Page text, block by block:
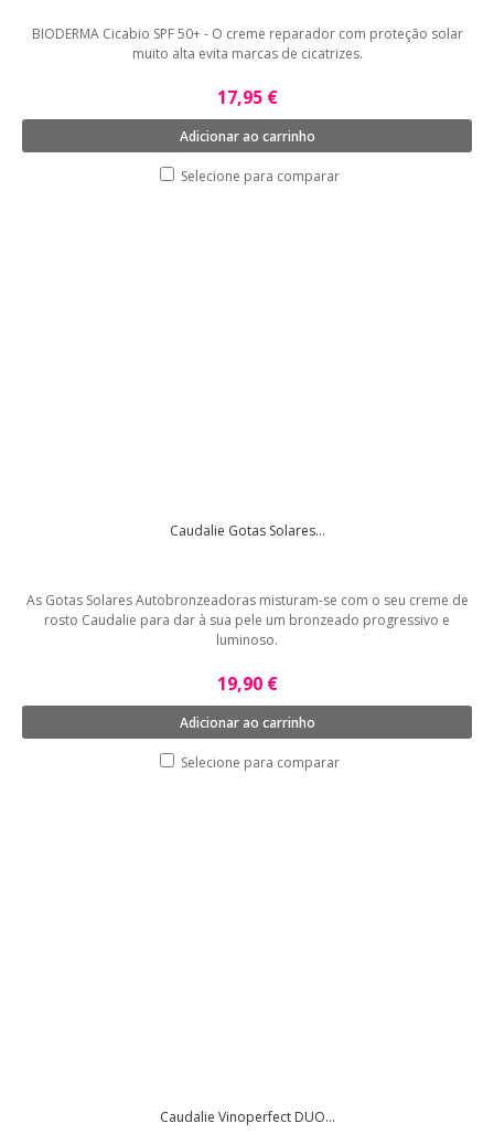
BIODERMA Cicabio SPF 50+ - O creme reparador com proteção solar
muito alta evita marcas de cicatrizes.
17,95 €
Adicionar ao carrinho
Selecione para comparar
Caudalie Gotas Solares...
As Gotas Solares Autobronzeadoras misturam-se com o seu creme de
rosto Caudalie para dar à sua pele um bronzeado progressivo e
luminoso.
19,90 €
Adicionar ao carrinho
Selecione para comparar
Caudalie Vinoperfect DUO...